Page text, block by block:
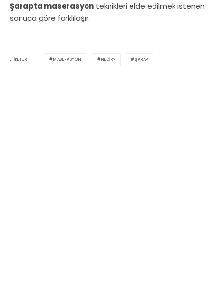
Şarapta maserasyon teknikleri elde edilmek istenen
sonuca göre farklılaşır.
ETIKETLER MASERASYON NEDIR? ŞARAP